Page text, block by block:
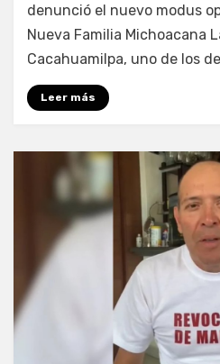
denunció el nuevo modus
Nueva Familia Michoacana
Cacahuamilpa, uno de los
Leer más